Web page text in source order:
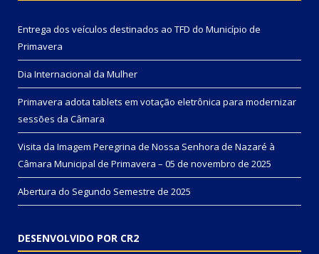
Entrega dos veículos destinados ao TFD do Município de
Primavera
Dia Internacional da Mulher
Primavera adota tablets em votação eletrônica para modernizar
sessões da Câmara
Visita da Imagem Peregrina de Nossa Senhora de Nazaré à
Câmara Municipal de Primavera – 05 de novembro de 2025
Abertura do Segundo Semestre de 2025
DESENVOLVIDO POR CR2